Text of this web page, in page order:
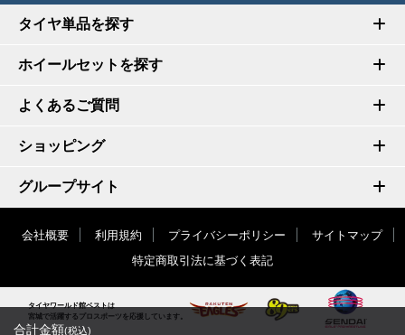
合計金額(税込)
タイヤ単品を探す
ホイールセットを探す
よくあるご質問
ショッピング
グループサイト
会社概要 利用規約 プライバシーポリシー
サイトマップ
特定商取引法に基づく表記
タイヤワールド館ベストは
宮城で活躍するプロスポーツを応援しています。